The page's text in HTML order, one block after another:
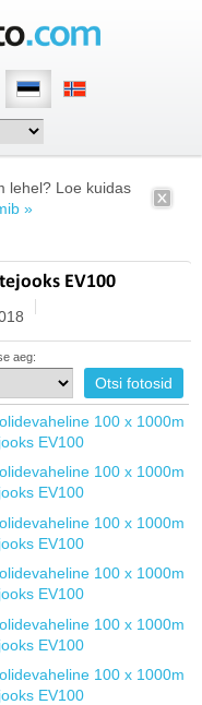
lehel? Loe kuidas
»
EV100
aeg: